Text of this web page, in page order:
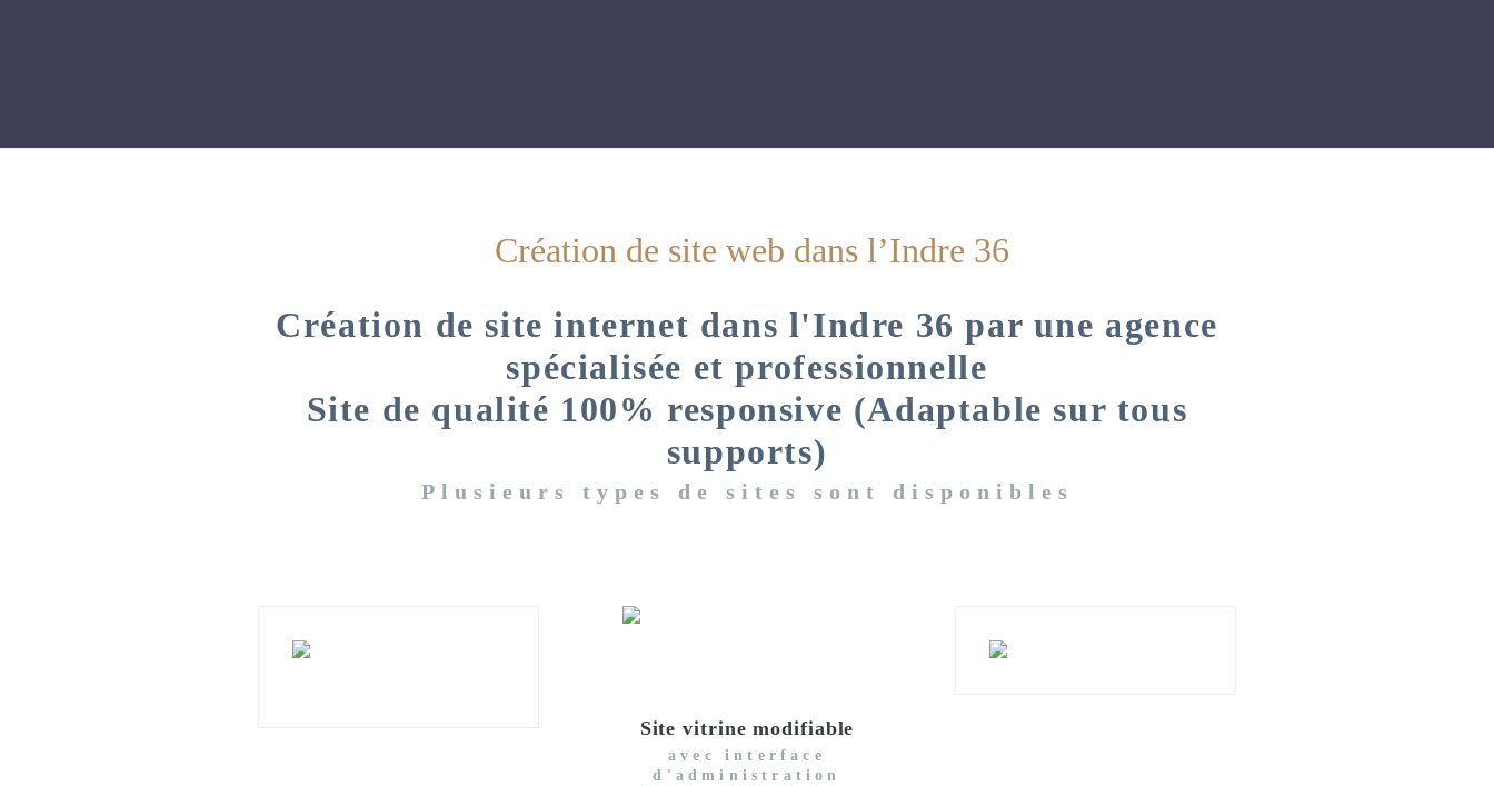
Création de site web dans l’Indre 36
Création de site internet dans l'Indre 36 par une agence
spécialisée et professionnelle
Site de qualité 100% responsive (Adaptable sur tous
supports)
Plusieurs types de sites sont disponibles
Site vitrine modifiable
avec interface
d'administration